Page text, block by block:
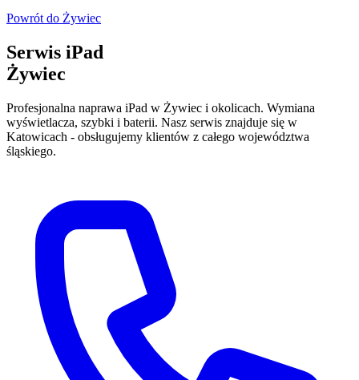
Powrót do Żywiec
Serwis iPad
Żywiec
Profesjonalna naprawa iPad w Żywiec i okolicach. Wymiana
wyświetlacza, szybki i baterii. Nasz serwis znajduje się w
Katowicach - obsługujemy klientów z całego województwa
śląskiego.